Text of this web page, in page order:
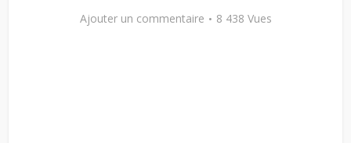
Ajouter un commentaire 8 438 Vues